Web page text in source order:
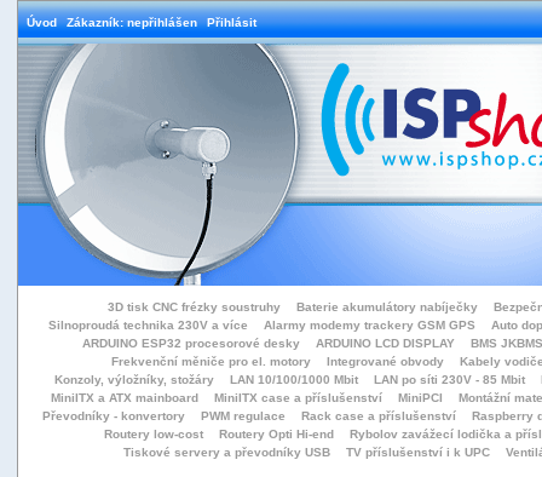
Úvod Zákazník: nepřihlášen Přihlásit
3D tisk CNC frézky soustruhy Baterie akumulátory nabíječky
Silnoproudá technika 230V a více
Alarmy modemy trackery GSM GPS
Auto
ARDUINO ESP32 procesorové desky
ARDUINO LCD DISPLAY
BMS
Frekvenční měniče pro el. motory
Integrované obvody
Kabely
Konzoly, výložníky, stožáry
LAN 10/100/1000 Mbit LAN po síti 230V - 85 Mbit
MiniITX a ATX mainboard
MiniITX case a příslušenství MiniPCI
Montážní
Převodníky - konvertory
PWM regulace Rack case a příslušenství
Raspberry
Routery low-cost
Routery Opti Hi-end
Rybolov zavážecí lodička a přísl
Tiskové servery a převodníky USB
TV příslušenství i k UPC